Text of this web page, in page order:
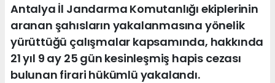
Antalya İl Jandarma Komutanlığı ekiplerinin
aranan şahısların yakalanmasına yönelik
yürüttüğü çalışmalar kapsamında, hakkında
21 yıl 9 ay 25 gün kesinleşmiş hapis cezası
bulunan firari hükümlü yakalandı.